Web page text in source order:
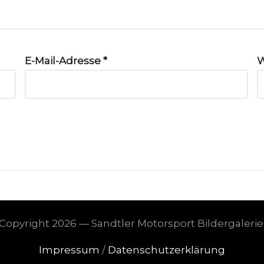
E-Mail-Adresse *
2026 — Sandtler Motorsport Bildergalerie.
Impressum / Datenschutzerklärung